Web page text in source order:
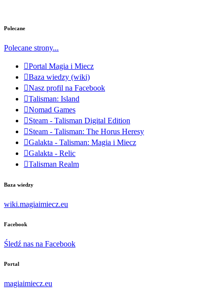
Polecane
Polecane strony...
Portal Magia i Miecz
Baza wiedzy (wiki)
Nasz profil na Facebook
Talisman: Island
Nomad Games
Steam - Talisman Digital Edition
Steam - Talisman: The Horus Heresy
Galakta - Talisman: Magia i Miecz
Galakta - Relic
Talisman Realm
Baza wiedzy
wiki.magiaimiecz.eu
Facebook
Śledź nas na Facebook
Portal
magiaimiecz.eu